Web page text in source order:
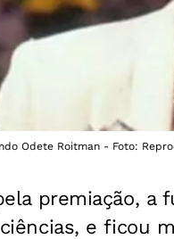
Odete Roitman - Foto:
premiação,
e ficou